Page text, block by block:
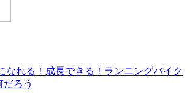
なれる！成長できる！ランニングバイク
ろう